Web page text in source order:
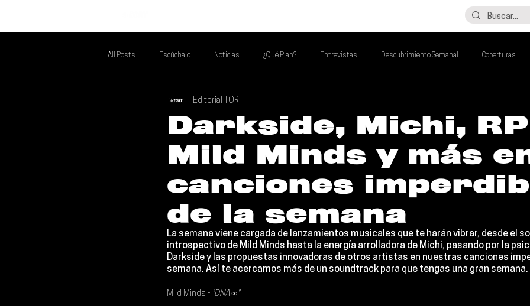
All Posts Escúchalo Noticias ¿Qué Plan? Entrevistas Descubrimiento Semanal Coberturas
Si Te Gusta... Te Recomendamos A...
Poder Latino Que Descubrir Mejores de la Semana Talento Mexa Semanal Álbumes de la Semana
Darkside, Michi,
Mild Minds y más
canciones
de la semana
Editorial TORT
La semana viene cargada de lanzamientos musicales que te harán vibrar, desde el
introspectivo de Mild Minds hasta la energía arrolladora de Michi, pasando por la
Darkside y las propuestas innovadoras de otros artistas en nuestras canciones
semana. Así te acercamos más de un soundtrack para que tengas una gran semana.
Mild Minds - "DNA ∞"